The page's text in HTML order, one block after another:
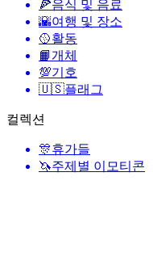
🍕음식 및 음료
🌇여행 및 장소
🥎활동
📙개체
💯기호
🇺🇸플래그
컬렉션
🎊휴가들
🦄주제별 이모티콘